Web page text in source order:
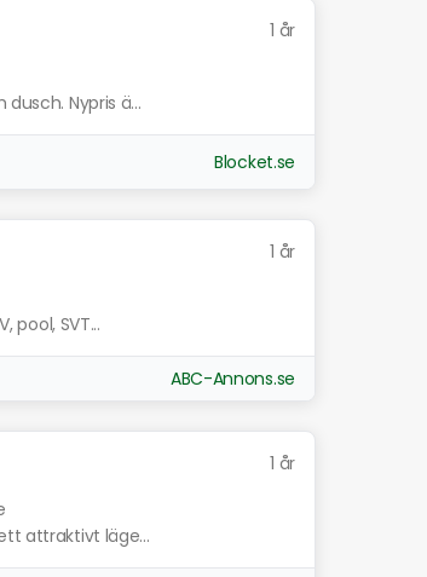
1 år
Nypris ä...
Blocket.se
1 år
SVT...
ABC-Annons.se
1 år
attraktivt läge...